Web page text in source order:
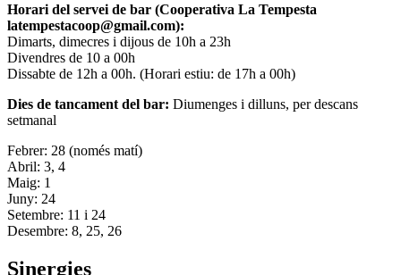
Horari del servei de bar (Cooperativa La Tempesta
latempestacoop@gmail.com):
Dimarts, dimecres i dijous de 10h a 23h
Divendres de 10 a 00h
Dissabte de 12h a 00h. (Horari estiu: de 17h a 00h)
Dies de tancament del bar: Diumenges i dilluns, per descans
setmanal
Febrer: 28 (només matí)
Abril: 3, 4
Maig: 1
Juny: 24
Setembre: 11 i 24
Desembre: 8, 25, 26
Sinergies